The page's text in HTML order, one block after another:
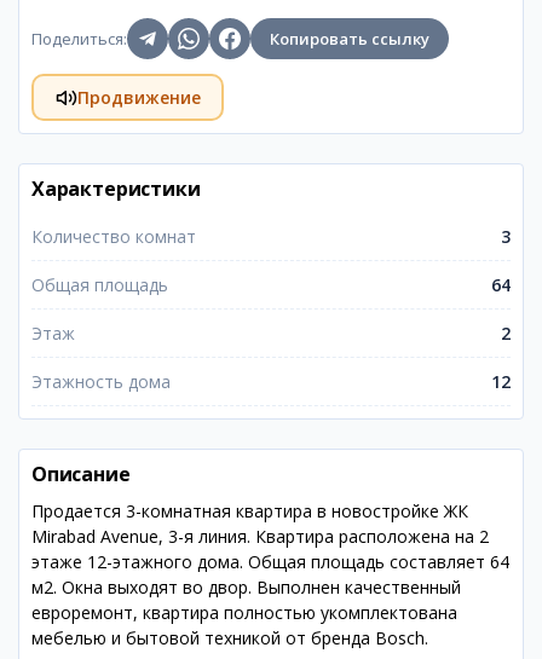
Поделиться: Копировать ссылку
Продвижение
Характеристики
Количество комнат 3
Общая площадь 64
Этаж 2
Этажность дома 12
Описание
Продается 3-комнатная квартира в новостройке ЖК
Mirabad Avenue, 3-я линия. Квартира расположена на 2
этаже 12-этажного дома. Общая площадь составляет 64
м2. Окна выходят во двор. Выполнен качественный
евроремонт, квартира полностью укомплектована
мебелью и бытовой техникой от бренда Bosch.